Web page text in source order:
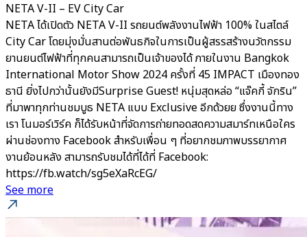
NETA V-II – EV City Car
NETA ได้เปิดตัว NETA V-II รถยนต์พลังงานไฟฟ้า 100% ในสไตล์
City Car โดยมุ่งมั่นสานต่อพันธกิจในการเป็นผู้สรรสร้างนวัตกรรม
ยานยนต์ไฟฟ้าที่ทุกคนสามารถเป็นเจ้าของได้ ภายในงาน Bangkok
International Motor Show 2024 ครั้งที่ 45 IMPACT เมืองทอง
ธานี ยิ่งไปกว่านั้นยังมีSurprise Guest! หนุ่มสุดหล่อ “แจ๊คกี้ จักริน”
ที่มาพาทุกท่านชมบูธ NETA แบบ Exclusive อีกด้วยย ซึ่งงานนี้ทาง
เรา โนมอร์เวิร์ค ก็ได้รับหน้าที่จัดการถ่ายทอดสดความสมาร์ทเหนือใคร
ผ่านช่องทาง Facebook สำหรับเพื่อน ๆ ที่อยากชมภาพบรรยากาศ
งานย้อนหลัง สามารถรับชมได้ที่ได้ที่ Facebook:
https://fb.watch/sg5eXaRcEG/
See more